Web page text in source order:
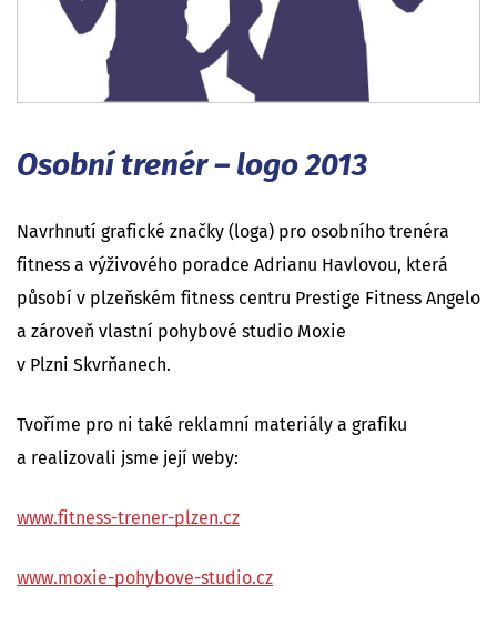
Osobní trenér – logo 2013
Navrhnutí grafické značky (loga) pro osobního trenéra
fitness a výživového poradce Adrianu Havlovou, která
působí v plzeňském fitness centru Prestige Fitness Angelo
a zároveň vlastní pohybové studio Moxie
v Plzni Skvrňanech.
Tvoříme pro ni také reklamní materiály a grafiku
a realizovali jsme její weby:
www.fitness-trener-plzen.cz
www.moxie-pohybove-studio.cz